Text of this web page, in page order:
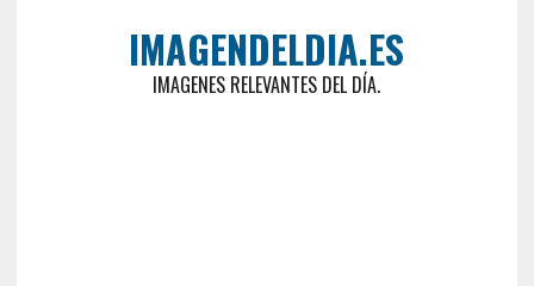
IMAGENDELDIA.ES
IMAGENES RELEVANTES DEL DÍA.